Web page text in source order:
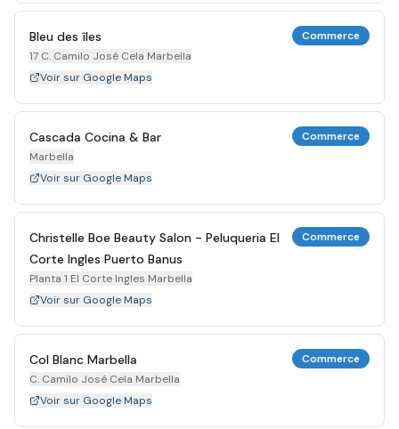
Bleu des îles
17 C. Camilo José Cela Marbella
Commerce
Voir sur Google Maps
Cascada Cocina & Bar
Marbella
Commerce
Voir sur Google Maps
Christelle Boe Beauty Salon - Peluqueria El
Corte Ingles Puerto Banus
Planta 1 El Corte Ingles Marbella
Commerce
Voir sur Google Maps
Col Blanc Marbella
C. Camilo José Cela Marbella
Commerce
Voir sur Google Maps